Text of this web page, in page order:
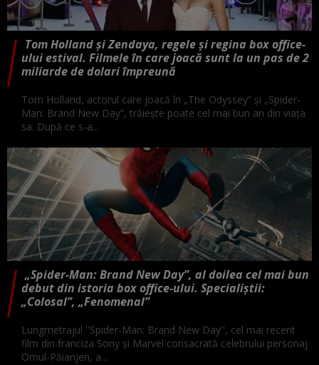
Tom Holland și Zendaya, regele și regina box office-
ului estival. Filmele în care joacă sunt la un pas de 2
miliarde de dolari împreună
Tom Holland, actorul care joacă în „The Odyssey” și „Spider-
Man: Brand New Day”, trăiește poate cel mai bun an din viața
sa. După ce s-a...
„Spider-Man: Brand New Day”, al doilea cel mai bun
debut din istoria box office-ului. Specialiștii:
„Colosal”, „Fenomenal”
Lungmetrajul ''Spider-Man: Brand New Day'', cel mai recent
film din franciza Sony şi Marvel consacrată celebrului personaj
Omul-Păianjen, a...